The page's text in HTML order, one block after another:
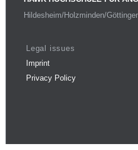
Hildesheim/Holzminden/
Legal issues
Imprint
Privacy Policy